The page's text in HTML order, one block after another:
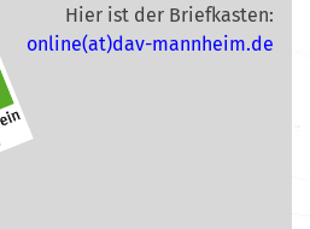
Hier ist der Briefkasten:
online(at)dav-mannheim.de